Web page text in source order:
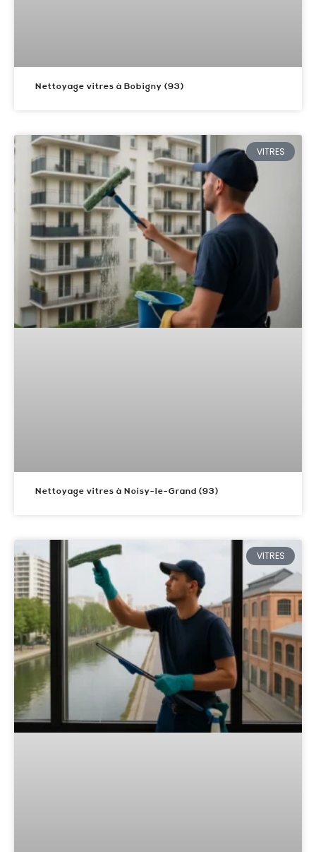
Nettoyage vitres à Bobigny (93)
VITRES
Nettoyage vitres à Noisy-le-Grand (93)
VITRES